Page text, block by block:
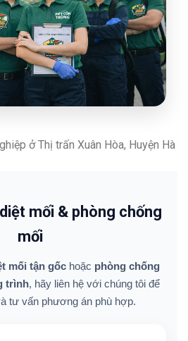
ở Thị trấn Xuân Hòa, Huyện Hà
mối & phòng chống
mối
mối tận gốc hoặc phòng chống
trình, hãy liên hệ với chúng tôi để
tư vấn phương án phù hợp.